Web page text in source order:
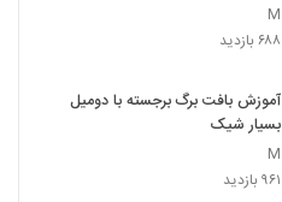
M
۶۸۸ بازدید
آموزش بافت برگ برجسته با دومیل
بسیار شیک
M
۹۶۱ بازدید